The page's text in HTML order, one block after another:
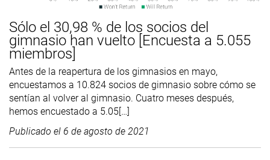
Sólo el 30,98 % de los socios del
gimnasio han vuelto [Encuesta a 5.055
miembros]
Antes de la reapertura de los gimnasios en mayo,
encuestamos a 10.824 socios de gimnasio sobre cómo se
sentían al volver al gimnasio. Cuatro meses después,
hemos encuestado a 5.05[…]
Publicado el 6 de agosto de 2021